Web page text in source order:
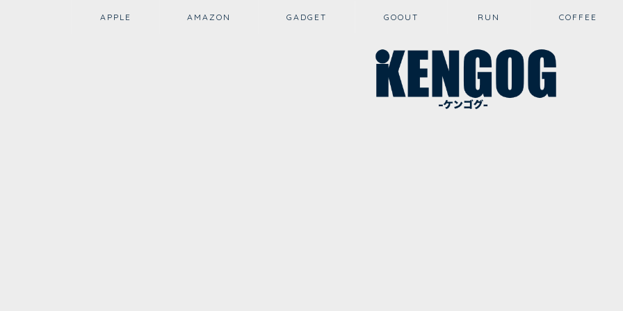
APPLE AMAZON GADGET GOOUT RUN COFFEE